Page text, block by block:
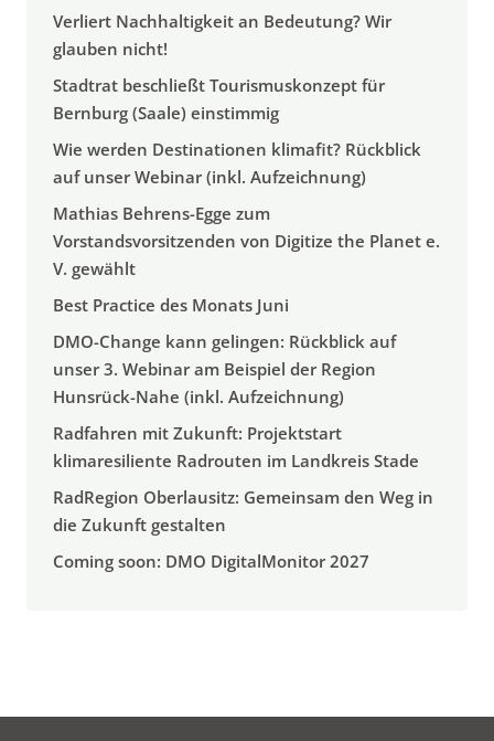
Verliert Nachhaltigkeit an Bedeutung? Wir
glauben nicht!
Stadtrat beschließt Tourismuskonzept für
Bernburg (Saale) einstimmig
Wie werden Destinationen klimafit? Rückblick
auf unser Webinar (inkl. Aufzeichnung)
Mathias Behrens-Egge zum
Vorstandsvorsitzenden von Digitize the Planet e.
V. gewählt
Best Practice des Monats Juni
DMO-Change kann gelingen: Rückblick auf
unser 3. Webinar am Beispiel der Region
Hunsrück-Nahe (inkl. Aufzeichnung)
Radfahren mit Zukunft: Projektstart
klimaresiliente Radrouten im Landkreis Stade
RadRegion Oberlausitz: Gemeinsam den Weg in
die Zukunft gestalten
Coming soon: DMO DigitalMonitor 2027